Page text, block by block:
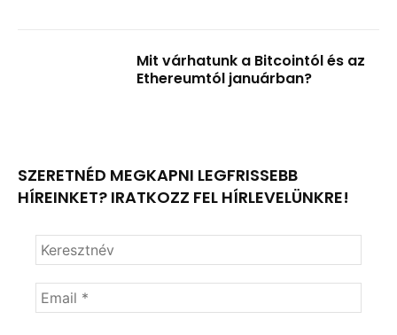
Mit várhatunk a Bitcointól és az
Ethereumtól januárban?
SZERETNÉD MEGKAPNI LEGFRISSEBB
HÍREINKET? IRATKOZZ FEL HÍRLEVELÜNKRE!